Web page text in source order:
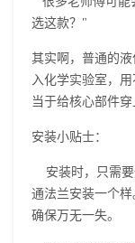
选这款？"
其实啊，普通的
入化学实验室，
当于给核心部件
安装小贴士：
安装时，只需要
通法兰安装一个
确保万无一失。